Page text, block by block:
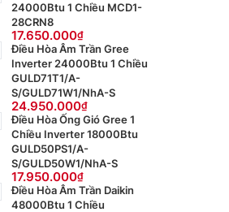
24000Btu 1 Chiều MCD1-
28CRN8
17.650.000
Điều Hòa Âm Trần Gree
Inverter 24000Btu 1 Chiều
GULD71T1/A-
S/GULD71W1/NhA-S
24.950.000
Điều Hòa Ống Gió Gree 1
Chiều Inverter 18000Btu
GULD50PS1/A-
S/GULD50W1/NhA-S
17.950.000
Điều Hòa Âm Trần Daikin
48000Btu 1 Chiều